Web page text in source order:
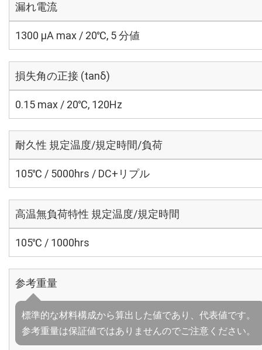
漏れ電流
1300 μA max / 20℃, 5 分値
損失角の正接 (tanδ)
0.15 max / 20℃, 120Hz
耐久性 規定温度/規定時間/負荷
105℃ / 5000hrs / DC+リプル
高温無負荷特性 規定温度/規定時間
105℃ / 1000hrs
参考重量
標準的な材料構成から算出した値であり、代表値です。
参考重量は保証値ではありませんのでご注意ください。